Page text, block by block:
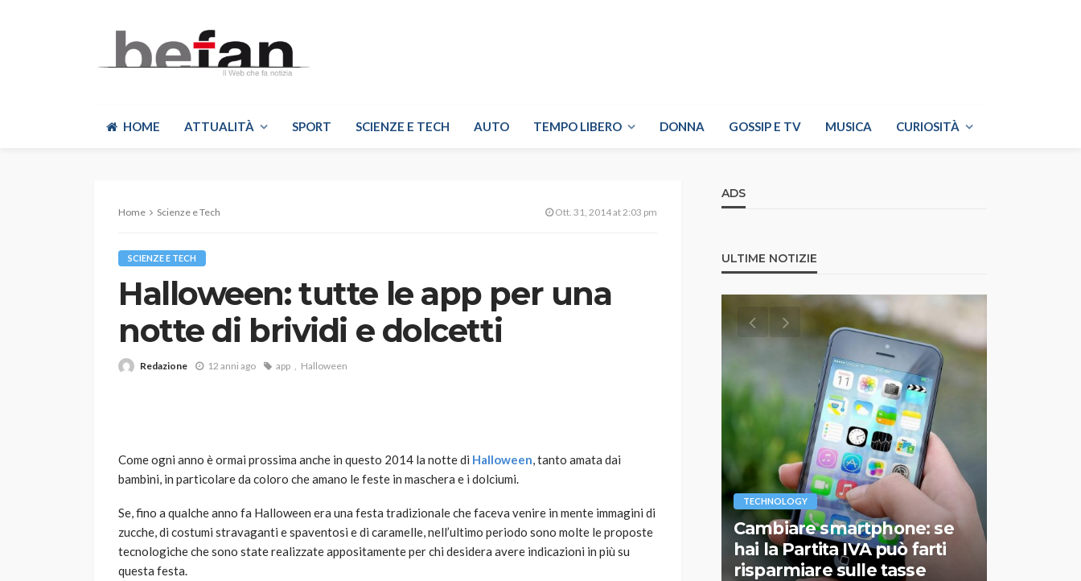
HOME ATTUALITÀ SPORT SCIENZE E TECH AUTO TEMPO LIBERO DONNA GOSSIP E TV MUSICA CURIOSITÀ
Home Scienze e Tech Ott. 31, 2014 at 2:03 pm
SCIENZE E TECH
Halloween: tutte le app per una
notte di brividi e dolcetti
Redazione 12 anni ago app Halloween
Come ogni anno è ormai prossima anche in questo 2014 la notte di Halloween, tanto amata dai
bambini, in particolare da coloro che amano le feste in maschera e i dolciumi.
Se, fino a qualche anno fa Halloween era una festa tradizionale che faceva venire in mente immagini di
zucche, di costumi stravaganti e spaventosi e di caramelle, nell’ultimo periodo sono molte le proposte
tecnologiche che sono state realizzate appositamente per chi desidera avere indicazioni in più su
questa festa.
ADS
ULTIME NOTIZIE
Robot tagliaerba: quale
AUTO SPORT
MG alle Final 8 di Coppa
Davis: tennis mondiale e
passione per
l’automobilismo
TECHNOLOGY
Cambiare smartphone: se
hai la Partita IVA può farti
risparmiare sulle tasse